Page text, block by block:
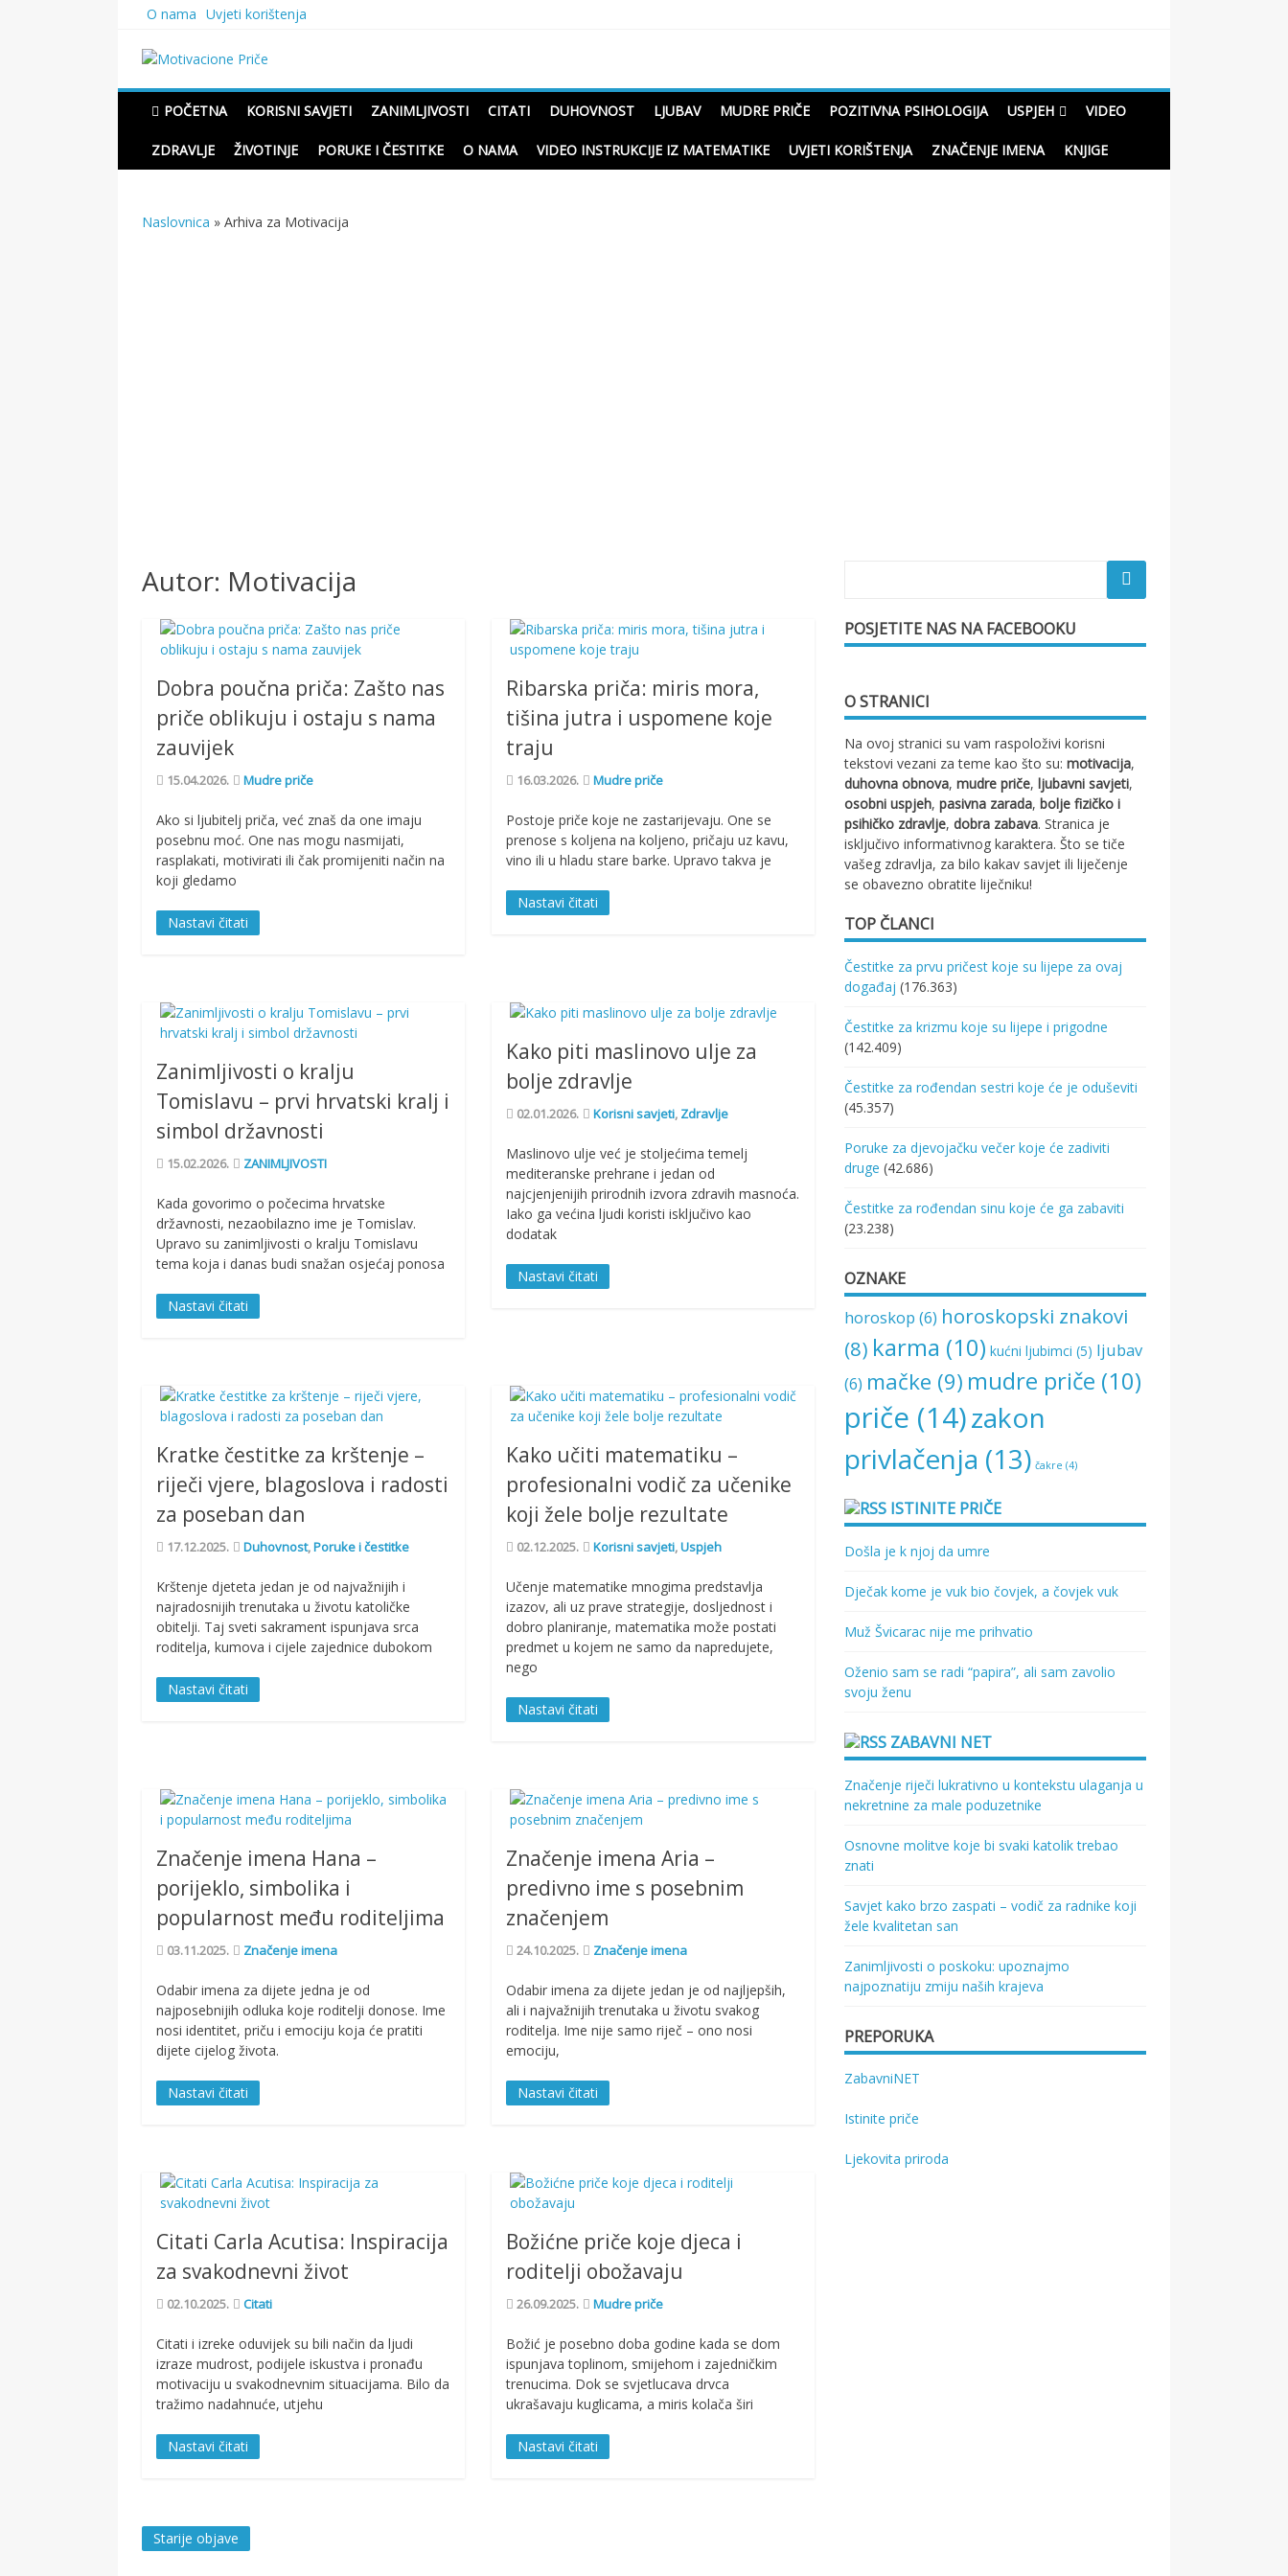
content
O nama Uvjeti korištenja
Motivacione Priče
POČETNA
KORISNI SAVJETI ZANIMLJIVOSTI CITATI DUHOVNOST LJUBAV MUDRE PRIČE POZITIVNA PSIHOLOGIJA USPJEH VIDEO
ZDRAVLJE ŽIVOTINJE PORUKE I ČESTITKE O NAMA VIDEO INSTRUKCIJE IZ MATEMATIKE UVJETI KORIŠTENJA ZNAČENJE IMENA KNJIGE
Naslovnica »Arhiva za Motivacija
Autor: Motivacija
Dobra poučna priča: Zašto nas
priče oblikuju i ostaju s nama
zauvijek
15.04.2026. Mudre priče
Ako si ljubitelj priča, već znaš da one imaju
posebnu moć. One nas mogu nasmijati,
rasplakati, motivirati ili čak promijeniti način na
koji gledamo
Nastavi čitati
Ribarska priča: miris mora,
tišina jutra i uspomene koje
traju
16.03.2026. Mudre priče
Postoje priče koje ne zastarijevaju. One se
prenose s koljena na koljeno, pričaju uz kavu,
vino ili u hladu stare barke. Upravo takva je
Nastavi čitati
Zanimljivosti o kralju
Tomislavu – prvi hrvatski kralj i
simbol državnosti
15.02.2026. ZANIMLJIVOSTI
Kada govorimo o počecima hrvatske
državnosti, nezaobilazno ime je Tomislav.
Upravo su zanimljivosti o kralju Tomislavu
tema koja i danas budi snažan osjećaj ponosa
Nastavi čitati
Kako piti maslinovo ulje za
bolje zdravlje
02.01.2026. Korisni savjeti, Zdravlje
Maslinovo ulje već je stoljećima temelj
mediteranske prehrane i jedan od
najcjenjenijih prirodnih izvora zdravih masnoća.
Iako ga većina ljudi koristi isključivo kao
dodatak
Nastavi čitati
Kratke čestitke za krštenje –
riječi vjere, blagoslova i radosti
za poseban dan
17.12.2025. Duhovnost,Poruke i čestitke
Krštenje djeteta jedan je od najvažnijih i
najradosnijih trenutaka u životu katoličke
obitelji. Taj sveti sakrament ispunjava srca
roditelja, kumova i cijele zajednice dubokom
Nastavi čitati
Kako učiti matematiku –
profesionalni vodič za učenike
koji žele bolje rezultate
02.12.2025. Korisni savjeti,Uspjeh
Učenje matematike mnogima predstavlja
izazov, ali uz prave strategije, dosljednost i
dobro planiranje, matematika može postati
predmet u kojem ne samo da napredujete,
nego
Nastavi čitati
Značenje imena Hana –
porijeklo, simbolika i
popularnost među roditeljima
03.11.2025. Značenje imena
Odabir imena za dijete jedna je od
najposebnijih odluka koje roditelji donose. Ime
nosi identitet, priču i emociju koja će pratiti
dijete cijelog života.
Nastavi čitati
Značenje imena Aria –
predivno ime s posebnim
značenjem
24.10.2025. Značenje imena
Odabir imena za dijete jedan je od najljepših,
ali i najvažnijih trenutaka u životu svakog
roditelja. Ime nije samo riječ – ono nosi
emociju,
Nastavi čitati
Citati Carla Acutisa: Inspiracija
za svakodnevni život
02.10.2025. Citati
Citati i izreke oduvijek su bili način da ljudi
izraze mudrost, podijele iskustva i pronađu
motivaciju u svakodnevnim situacijama. Bilo da
tražimo nadahnuće, utjehu
Nastavi čitati
Božićne priče koje djeca i
roditelji obožavaju
26.09.2025. Mudre priče
Božić je posebno doba godine kada se dom
ispunjava toplinom, smijehom i zajedničkim
trenucima. Dok se svjetlucava drvca
ukrašavaju kuglicama, a miris kolača širi
Nastavi čitati
Navigacija
Starije objave
POSJETITE NAS NA FACEBOOKU
O STRANICI
Na ovoj stranici su vam raspoloživi korisni
tekstovi vezani za teme kao što su:motivacija,
duhovna obnova,mudre priče,ljubavni savjeti,
osobni uspjeh,pasivna zarada,bolje fizičko i
psihičko zdravlje,dobra zabava. Stranica je
isključivo informativnog karaktera. Što se tiče
vašeg zdravlja, za bilo kakav savjet ili liječenje
se obavezno obratite liječniku!
TOP ČLANCI
Čestitke za prvu pričest koje su lijepe za ovaj
događaj (176.363)
Čestitke za krizmu koje su lijepe i prigodne
(142.409)
Čestitke za rođendan sestri koje će je oduševiti
(45.357)
Poruke za djevojačku večer koje će zadiviti
druge (42.686)
Čestitke za rođendan sinu koje će ga zabaviti
(23.238)
OZNAKE
horoskop (6) horoskopski znakovi
(8) karma (10) kućni ljubimci (5) ljubav
(6) mačke (9) mudre priče (10)
priče (14)zakon
privlačenja (13) čakre (4)
ISTINITE PRIČE
Došla je k njoj da umre
Dječak kome je vuk bio čovjek, a čovjek vuk
Muž Švicarac nije me prihvatio
Oženio sam se radi “papira”, ali sam zavolio
svoju ženu
ZABAVNI NET
Značenje riječi lukrativno u kontekstu ulaganja u
nekretnine za male poduzetnike
Osnovne molitve koje bi svaki katolik trebao
znati
Savjet kako brzo zaspati – vodič za radnike koji
žele kvalitetan san
Zanimljivosti o poskoku: upoznajmo
najpoznatiju zmiju naših krajeva
PREPORUKA
ZabavniNET
Istinite priče
Ljekovita priroda